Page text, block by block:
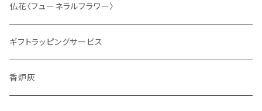
仏花〈フューネラルフラワー〉
ギフトラッピングサービス
香炉灰